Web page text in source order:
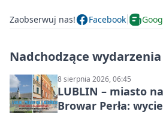
Zaobserwuj nas! Facebook
Nadchodzące wydarzenia
8 sierpnia 2026, 06:45
LUBLIN – miasto
Browar Perła: